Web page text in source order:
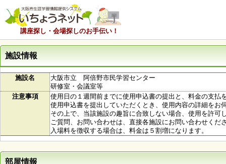
講座探し・会場探しのお手伝い！
施設情報
施設名
大阪市立 阿倍野市民学習センター
研修室・会議室等
注意事項
使用日の１週間前までに使用申込書の提出と、料金の支払
使用申込書を提出していただくとき、使用内容の詳細をお
その上で、当該施設の趣旨に合致しない場合、使用を許可
ご質問、お問い合わせは、直接各施設にお問い合わせくだ
入場料を徴収する場合は、料金は５割増になります。
部屋情報